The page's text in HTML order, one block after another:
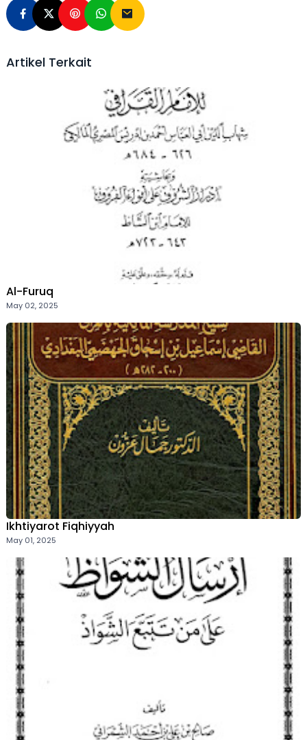
Artikel Terkait
Al-Furuq
May 02, 2025
Ikhtiyarot Fiqhiyyah
May 01, 2025